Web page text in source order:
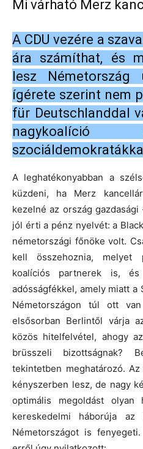
Mi várható Merz
A CDU vezére a
ára számíthat, és
lesz
ígérete szerint nem
für Deutschlanddal
A leghatékonyabban a
küzdeni, ha Merz
kezelné az ország
jól érti a pénz nyelvét: a
németországi főnöke volt.
kell összehoznia, melyet
koalíciós partnerek is,
adósságfékkel, amely miatt a
Németországon túl ott
elsősorban Berlintől várja
közös hitelfelvétel, ahogy
brüsszeli bizottságnak?
tekintetben meghatározó.
kényszerben lesz, de nagy
optimális megoldást olyan
kereskedelmi háborúja
Németországot is